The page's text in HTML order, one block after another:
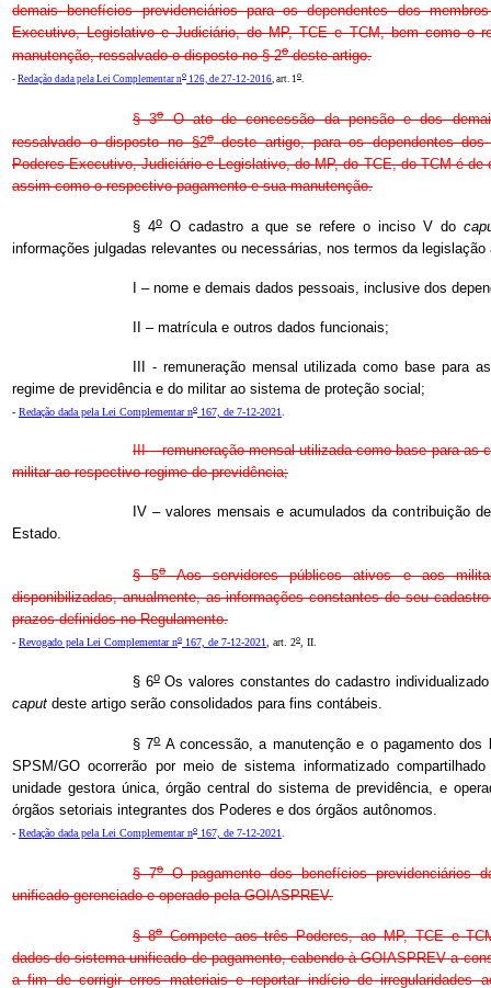
demais benefícios previdenciários para os dependentes dos
Executivo, Legislativo e Judiciário, do MP, TCE e TCM, bem como o
manutenção, ressalvado o disposto no § 2odeste artigo.
- Redação dada pela Lei Complementar no 126, de 27-12-2016, art. 1o.
§ 3oO ato de concessão da pensão e dos
ressalvado o disposto no §2odeste artigo, para os dependentes dos
Poderes Executivo, Judiciário e Legislativo, do MP, do TCE, do TCM é de
assim como o respectivo pagamento e sua manutenção.
§ 4oO cadastro a que se refere o inciso V do
informações julgadas relevantes ou necessárias, nos termos da
I – nome e demais dados pessoais, inclusive dos
II – matrícula e outros dados funcionais;
III - remuneração mensal utilizada como base para
regime de previdência e do militar ao sistema de proteção social;
- Redação dada pela Lei Complementar no 167, de 7-12-2021.
III – remuneração mensal utilizada como base para as
militar ao respectivo regime de previdência;
IV – valores mensais e acumulados da contribuição
Estado.
§ 5oAos servidores públicos ativos e aos
disponibilizadas, anualmente, as informações constantes de seu
prazos definidos no Regulamento.
- Revogado pela Lei Complementar no 167, de 7-12-2021 , art. 2o , II.
§ 6oOs valores constantes do cadastro
caput deste artigo serão consolidados para fins contábeis.
§ 7oA concessão, a manutenção e o pagamento dos
SPSM/GO ocorrerão por meio de sistema informatizado
unidade gestora única, órgão central do sistema de previdência, e
órgãos setoriais integrantes dos Poderes e dos órgãos autônomos.
- Redação dada pela Lei Complementar no 167, de 7-12-2021.
§ 7oO pagamento dos benefícios previdenciários
unificado gerenciado e operado pela GOIASPREV.
§ 8oCompete aos três Poderes, ao MP, TCE e
dados do sistema unificado de pagamento, cabendo à GOIASPREV a
a fim de corrigir erros materiais e reportar indício de irregularidades